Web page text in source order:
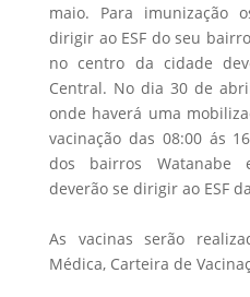
maio. Para imunização
dirigir ao ESF do seu
no centro da cidade
Central. No dia 30 de
onde haverá uma
vacinação das 08:00 ás
dos bairros Watanabe
deverão se dirigir ao ESF
As vacinas serão
Médica, Carteira de